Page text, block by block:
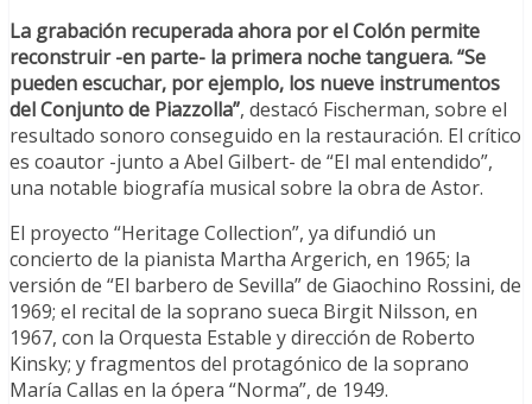
La grabación recuperada ahora por el Colón permite
reconstruir -en parte- la primera noche tanguera. “Se
pueden escuchar, por ejemplo, los nueve instrumentos
del Conjunto de Piazzolla”, destacó Fischerman, sobre el
resultado sonoro conseguido en la restauración. El crítico
es coautor -junto a Abel Gilbert- de “El mal entendido”,
una notable biografía musical sobre la obra de Astor.
El proyecto “Heritage Collection”, ya difundió un
concierto de la pianista Martha Argerich, en 1965; la
versión de “El barbero de Sevilla” de Giaochino Rossini, de
1969; el recital de la soprano sueca Birgit Nilsson, en
1967, con la Orquesta Estable y dirección de Roberto
Kinsky; y fragmentos del protagónico de la soprano
María Callas en la ópera “Norma”, de 1949.